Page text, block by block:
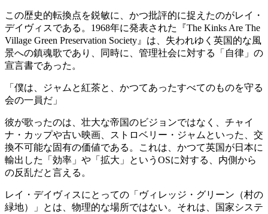
この歴史的転換点を鋭敏に、かつ批評的に捉えたのがレイ・
デイヴィスである。1968年に発表された『The Kinks Are The
Village Green Preservation Society』は、失われゆく英国的な風
景への鎮魂歌であり、同時に、管理社会に対する「自律」の
宣言書であった。
「僕は、ジャムと紅茶と、かつてあったすべてのものを守る
会の一員だ」
彼が歌ったのは、壮大な帝国のビジョンではなく、チャイ
ナ・カップや古い映画、ストロベリー・ジャムといった、交
換不可能な固有の価値である。これは、かつて英国が日本に
輸出した「効率」や「拡大」というOSに対する、内側から
の反乱だと言える。
レイ・デイヴィスにとっての「ヴィレッジ・グリーン（村の
緑地）」とは、物理的な場所ではない。それは、国家システ